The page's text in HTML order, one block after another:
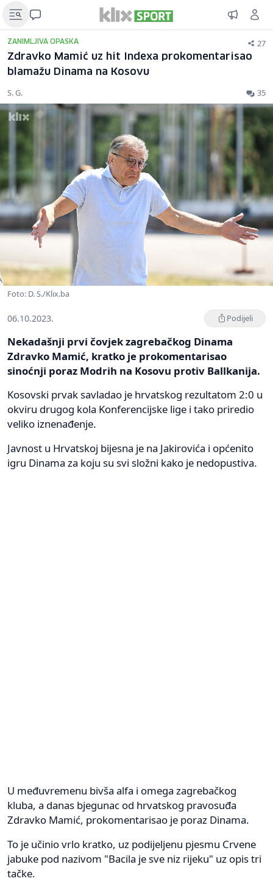
ZANIMLJIVA OPASKA 27
Zdravko Mamić uz hit Indexa prokomentarisao
blamažu Dinama na Kosovu
S. G. 35
Foto: D. S./Klix.ba
06.10.2023. Podijeli
Nekadašnji prvi čovjek zagrebačkog Dinama
Zdravko Mamić, kratko je prokomentarisao
sinoćnji poraz Modrih na Kosovu protiv Ballkanija.
Kosovski prvak savladao je hrvatskog rezultatom 2:0 u
okviru drugog kola Konferencijske lige i tako priredio
veliko iznenađenje.
Javnost u Hrvatskoj bijesna je na Jakirovića i općenito
igru Dinama za koju su svi složni kako je nedopustiva.
U međuvremenu bivša alfa i omega zagrebačkog
kluba, a danas bjegunac od hrvatskog pravosuđa
Zdravko Mamić, prokomentarisao je poraz Dinama.
To je učinio vrlo kratko, uz podijeljenu pjesmu Crvene
jabuke pod nazivom "Bacila je sve niz rijeku" uz opis tri
tačke.